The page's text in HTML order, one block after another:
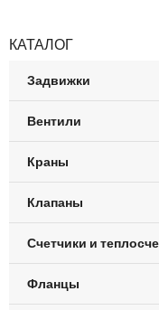
КАТАЛОГ
Задвижки
Вентили
Краны
Клапаны
Счетчики и
Фланцы